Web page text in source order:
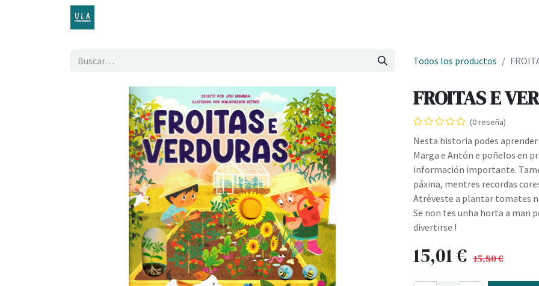
Todos los productos
FROITAS E
(0 reseña)
Nesta historia podes
Marga e Antón e poñelos en
información importante.
páxina, mentres recordas
Atréveste a plantar tomates
Se non tes unha horta a man
divertirse !
15,01€ 15,80€